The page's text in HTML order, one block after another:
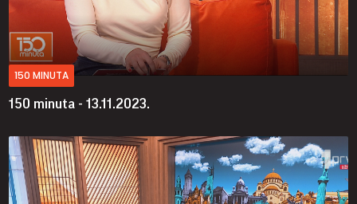
150 MINUTA
150 minuta - 13.11.2023.